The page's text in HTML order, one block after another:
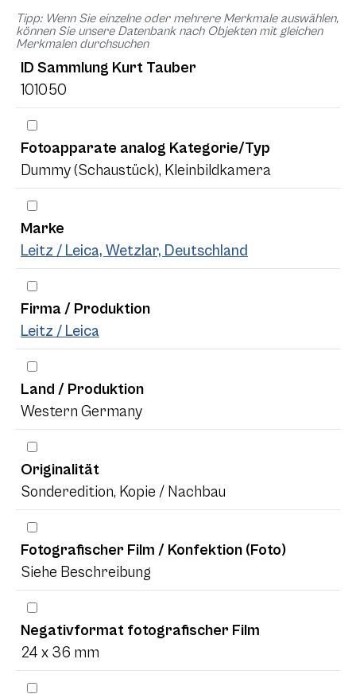
Tipp: Wenn Sie einzelne oder mehrere Merkmale auswählen,
können Sie unsere Datenbank nach Objekten mit gleichen
Merkmalen durchsuchen
ID Sammlung Kurt Tauber
101050
Fotoapparate analog Kategorie/Typ
Dummy (Schaustück), Kleinbildkamera
Marke
Leitz / Leica, Wetzlar, Deutschland
Firma / Produktion
Leitz / Leica
Land / Produktion
Western Germany
Originalität
Sonderedition, Kopie / Nachbau
Fotografischer Film / Konfektion (Foto)
Siehe Beschreibung
Negativformat fotografischer Film
24 x 36 mm